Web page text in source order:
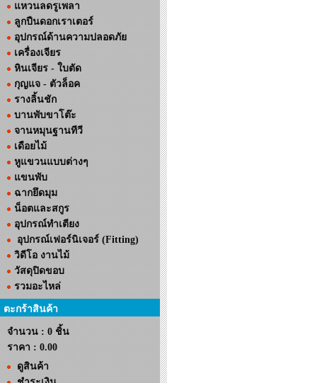
แหวนลดรูเพลา
ลูกปืนดอกเราเตอร์
อุปกรณ์ด้านความปลอดภัย
เครื่องเจียร
หินเจียร - ใบตัด
กุญแจ - ตัวล็อค
รางลิ้นชัก
บานพับขาโต๊ะ
จานหมุนฐานทีวี
เดือยไม้
หูแขวนแบบต่างๆ
แขนพับ
ฉากยึดมุม
น็อตและสกูร
อุปกรณ์ทำเตียง
อุปกรณ์เฟอร์นิเจอร์ (Fitting)
วิดีโอ งานไม้
วัสดุปิดขอบ
รวมอะไหล่
ตะกร้าสินค้า
จำนวน : 0 ชิ้น
ราคา : 0.00
ดูสินค้า